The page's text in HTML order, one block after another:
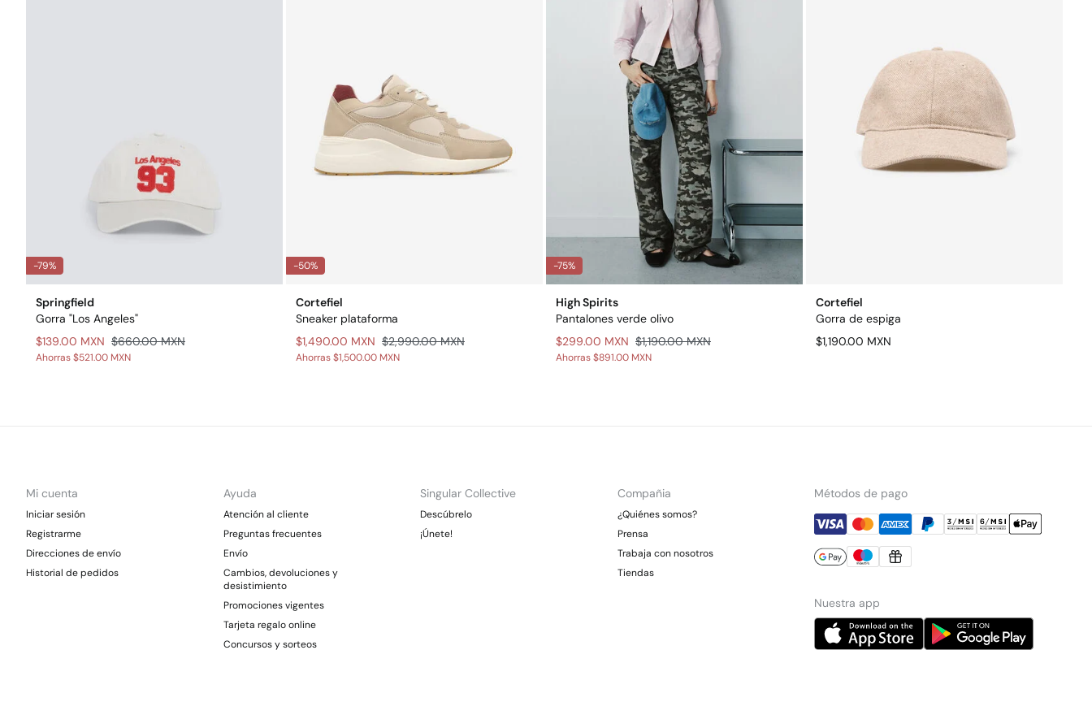
-79%
Springfield
Gorra "Los Angeles"
$139.00 MXN $660.00 MXN
Ahorras$521.00 MXN
-50%
Cortefiel
Sneaker plataforma
$1,490.00 MXN $2,990.00 MXN
Ahorras$1,500.00 MXN
-75%
High Spirits
Pantalones verde olivo
$299.00 MXN $1,190.00 MXN
Ahorras$891.00 MXN
Cortefiel
Gorra de espiga
$1,190.00 MXN
Mi cuenta
Iniciar sesión
Registrarme
Direcciones de envío
Historial de pedidos
Ayuda
Atención al cliente
Preguntas frecuentes
Envío
Cambios, devoluciones y
desistimiento
Promociones vigentes
Tarjeta regalo online
Concursos y sorteos
Singular Collective
Descúbrelo
¡Únete!
Compañia
¿Quiénes somos?
Prensa
Trabaja con nosotros
Tiendas
Métodos de pago
Nuestra app